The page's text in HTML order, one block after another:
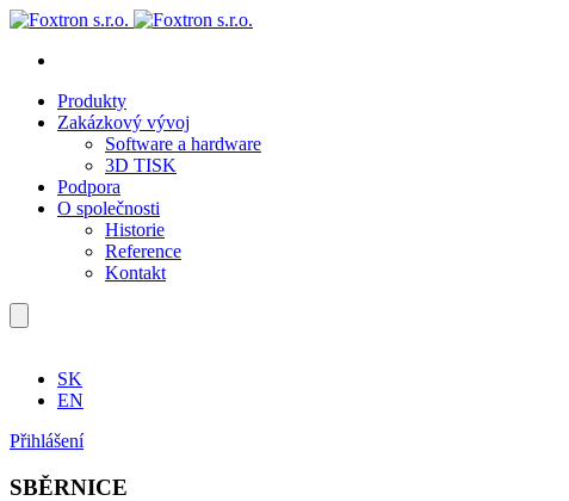
Produkty
Zakázkový vývoj
Software a hardware
3D TISK
Podpora
O společnosti
Historie
Reference
Kontakt
SK
EN
Přihlášení
SBĚRNICE